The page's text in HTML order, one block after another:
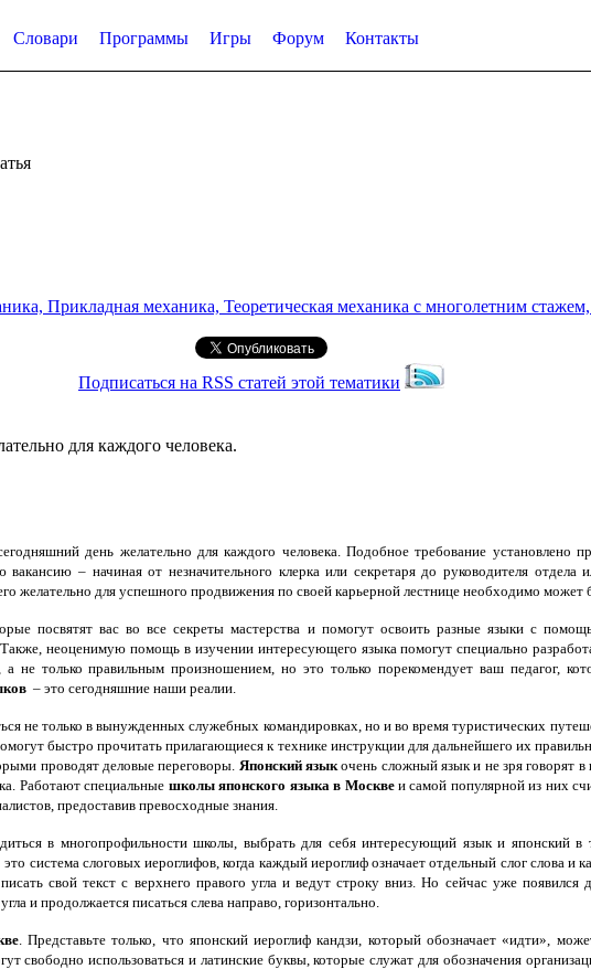
Словари Программы Игры Форум Контакты
Прикладная механика, Теоретическая механика с многолетним
Подписаться на RSS статей этой тематики
для каждого человека.
день желательно для каждого человека. Подобное требование
– начиная от незначительного клерка или секретаря до руководителя
его желательно для успешного продвижения по своей карьерной лестнице необходимо
посвятят вас во все секреты мастерства и помогут освоить разные языки с
неоценимую помощь в изучении интересующего языка помогут специально
не только правильным произношением, но это только порекомендует ваш педагог,
– это сегодняшние наши реалии.
не только в вынужденных служебных командировках, но и во время туристических
быстро прочитать прилагающиеся к технике инструкции для дальнейшего их
проводят деловые переговоры. Японский языкочень сложный язык и не зря говорят в
Работают специальные школы японского языка в Москвеи самой популярной из них
предоставив превосходные знания.
в многопрофильности школы, выбрать для себя интересующий язык и японский
система слоговых иероглифов, когда каждый иероглиф означает отдельный слог слова и
свой текст с верхнего правого угла и ведут строку вниз. Но сейчас уже
и продолжается писаться слева направо, горизонтально.
. Представьте только, что японский иероглиф кандзи, который обозначает «идти»,
свободно использоваться и латинские буквы, которые служат для обозначения